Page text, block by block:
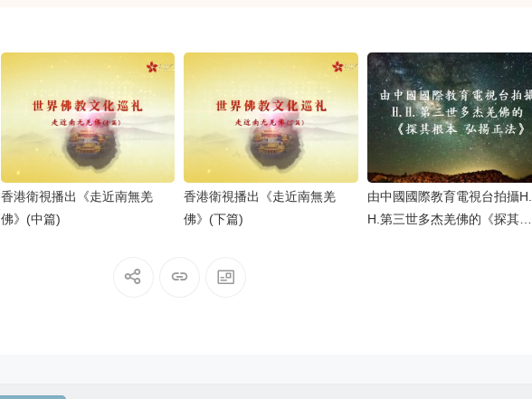
香港衛視播出《走近南無羌
佛》(中篇)
香港衛視播出《走近南無羌
佛》(下篇)
由中國國際教育電視台拍攝H.
H.第三世多杰羌佛的《探其根